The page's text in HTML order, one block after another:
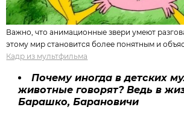
Важно, что анимационные звери умеют
этому мир становится более понятным и
Кадр из мультфильма
Почему иногда в детских
животные говорят? Ведь в
Барашко, Барановичи